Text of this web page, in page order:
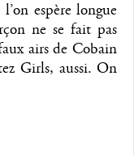
espère longue
ne se fait pas
airs de Cobain
Girls, aussi. On